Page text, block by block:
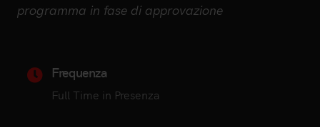
programma in fase di approvazione
Frequenza
Full Time in Presenza